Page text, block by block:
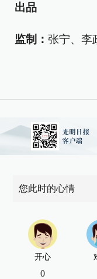
出品
监制： 张宁、李
您此时的心情
开心
0